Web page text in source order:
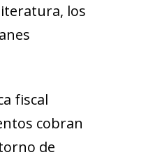
los
fiscal
cobran
de